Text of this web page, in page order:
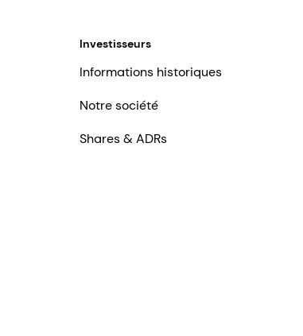
Investisseurs
Informations historiques
Notre société
Shares & ADRs